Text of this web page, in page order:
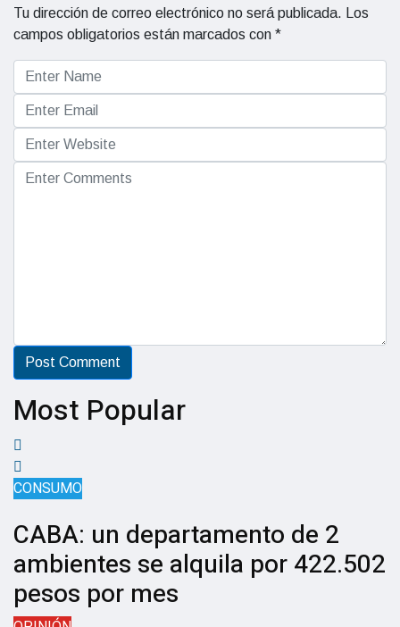
Tu dirección de correo electrónico no será publicada.
Los
campos obligatorios están marcados con *
Most Popular
CONSUMO
CABA: un departamento de 2
ambientes se alquila por 422.502
pesos por mes